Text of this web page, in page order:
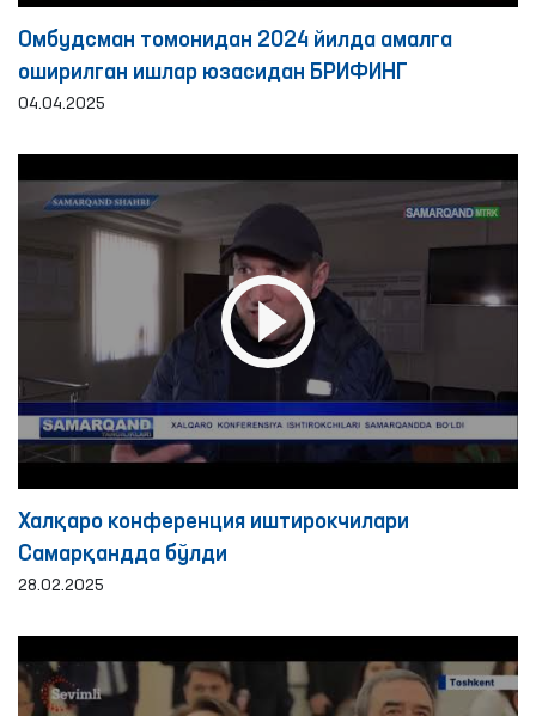
Омбудсман томонидан 2024 йилда амалга
оширилган ишлар юзасидан БРИФИНГ
04.04.2025
Халқаро конференция иштирокчилари
Самарқандда бўлди
28.02.2025